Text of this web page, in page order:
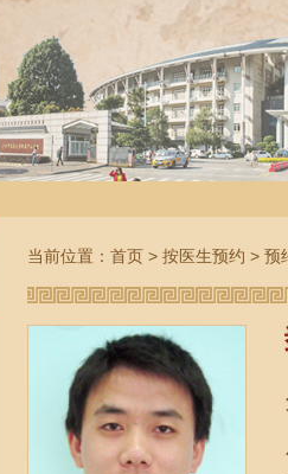
当前位置： 首页 > 按医生预约 > 预